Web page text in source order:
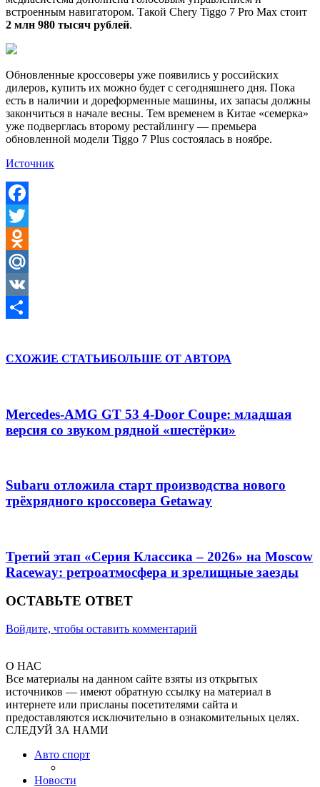
встроенным навигатором. Такой Chery Tiggo 7 Pro Max стоит
2 млн 980 тысяч рублей.
Обновленные кроссоверы уже появились у российских
дилеров, купить их можно будет с сегодняшнего дня. Пока
есть в наличии и дореформенные машины, их запасы должны
закончиться в начале весны. Тем временем в Китае «семерка»
уже подверглась второму рестайлингу — премьера
обновленной модели Tiggo 7 Plus состоялась в ноябре.
Источник
Facebook
Twitter
Odnoklassniki
Mail.Ru
VK
СХОЖИЕ СТАТЬИБОЛЬШЕ ОТ АВТОРА
Mercedes-AMG GT 53 4-Door Coupe: младшая
версия со звуком рядной «шестёрки»
Subaru отложила старт производства нового
трёхрядного кроссовера Getaway
Третий этап «Серия Классика – 2026» на Moscow
Raceway: ретроатмосфера и зрелищные заезды
ОСТАВЬТЕ ОТВЕТ
Войдите, чтобы оставить комментарий
О НАС
Все материалы на данном сайте взяты из открытых
источников — имеют обратную ссылку на материал в
интернете или присланы посетителями сайта и
предоставляются исключительно в ознакомительных целях.
СЛЕДУЙ ЗА НАМИ
Авто спорт
Новости